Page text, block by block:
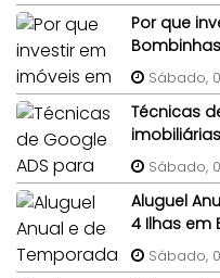
Por que
Sábado,
Técnicas
emSábado,
Aluguel
4 Ilhas em
Sábado,